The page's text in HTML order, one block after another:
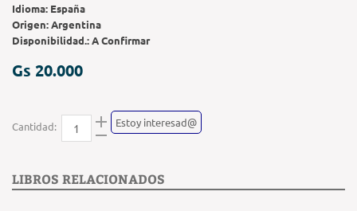
Idioma: España
Origen:Argentina
Disponibilidad.:A Confirmar
Gs 20.000
Cantidad: Estoy interesad@
LIBROS RELACIONADOS